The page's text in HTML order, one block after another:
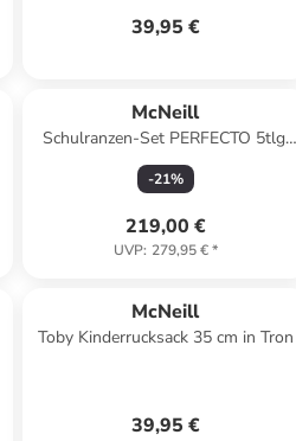
39,95 €
McNeill
Schulranzen-Set PERFECTO 5tlg.
TETRA in blau
-21%
219,00 €
UVP: 279,95 €*
McNeill
Toby Kinderrucksack 35 cm in Tron
39,95 €